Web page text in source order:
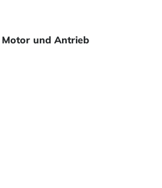
Motor und Antrieb